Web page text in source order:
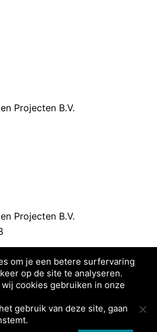
Projecten B.V.
Projecten B.V.
om je een betere surfervaring
op de site te analyseren.
cookies gebruiken in onze
gebruik van deze site, gaan